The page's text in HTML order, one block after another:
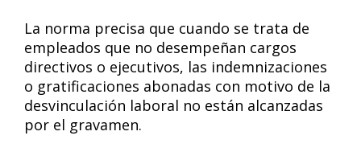
La norma precisa que cuando se trata de
empleados que no desempeñan cargos
directivos o ejecutivos, las indemnizaciones
o gratificaciones abonadas con motivo de la
desvinculación laboral no están alcanzadas
por el gravamen.